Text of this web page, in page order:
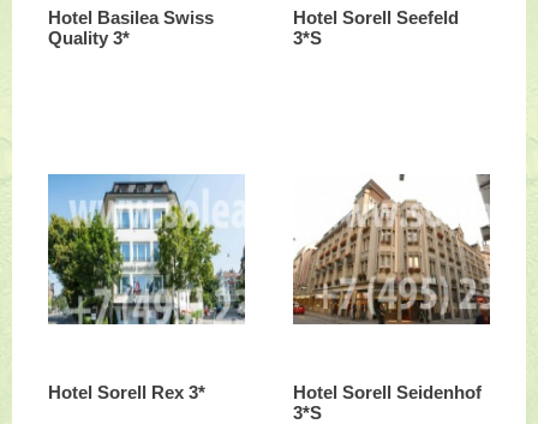
Hotel Basilea Swiss
Quality 3*
Hotel Sorell Seefeld
3*S
Hotel Sorell Rex 3*
Hotel Sorell Seidenhof
3*S